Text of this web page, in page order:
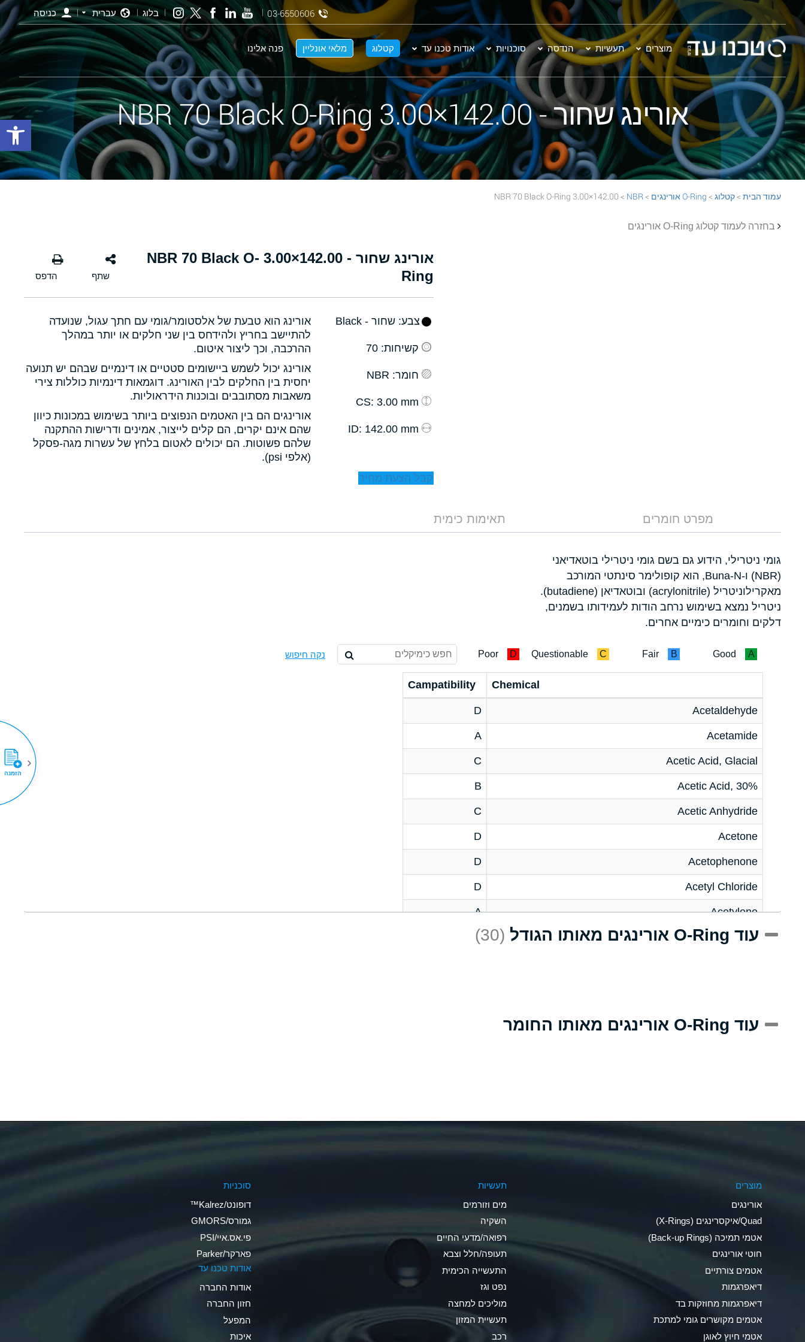
מוצרים תעשיות הנדסה סוכנויות אודות טכנו עד קטלוג מלאי אונליין פנה אלינו
03-6550606 בלוג עברית כניסה
אורינג שחור - 142.00×3.00 NBR 70 Black O-Ring
עמוד הבית >קטלוג > O-Ring אורינגים >
NBR
> 142.00×3.00 NBR 70 Black O-Ring
בחזרה לעמוד קטלוג O-Ring אורינגים
אורינג שחור - 142.00×3.00 NBR 70 Black O-
Ring
אורינג הוא טבעת של אלסטומר/גומי עם חתך עגול, שנועדה
להתיישב בחריץ ולהידחס בין שני חלקים או יותר במהלך
ההרכבה, וכך ליצור איטום.
אורינג יכול לשמש ביישומים סטטיים או דינמיים שבהם יש תנועה
יחסית בין החלקים לבין האורינג. דוגמאות דינמיות כוללות צירי
משאבות מסתובבים ובוכנות הידראוליות.
אורינגים הם בין האטמים הנפוצים ביותר בשימוש במכונות כיוון
שהם אינם יקרים, הם קלים לייצור, אמינים ודרישות ההתקנה
שלהם פשוטות. הם יכולים לאטום בלחץ של עשרות מגה-פסקל
(אלפי psi).
צבע: שחור - Black
קשיחות: 70
חומר: NBR
: 3.00 mm
: 142.00 mm
קבל הצעת מחיר
מפרט חומרים תאימות כימית
גומי ניטרילי, הידוע גם בשם גומי ניטרילי בוטאדיאני
(NBR) ו-Buna-N, הוא קופולימר סינתטי המורכב
מאקרילוניטריל (acrylonitrile) ובוטאדיאן (butadiene).
ניטריל נמצא בשימוש נרחב הודות לעמידותו בשמנים,
דלקים וחומרים כימיים אחרים.
A
Good
B
Fair
C
Questionable
D
Poor נקה חיפוש
Chemical
Campatibility
Acetaldehyde
D
Acetamide
A
Acetic Acid, Glacial
C
Acetic Acid, 30%
B
Acetic Anhydride
C
Acetone
D
Acetophenone
D
Acetyl Chloride
D
Acetylene
A
Acrlylonitrile
D
Aluminum Acetate (Aqueous)
Ammonia Anhydrous
B
Ammonia Gas (hot)
D
Ammonium Carbonate (Aqueous)
Ammonium Chloride (Aqueous)
A
Ammonium Hydroxide (conc.)
D
Ammonium Nitrate (Aqueous)
עוד O-Ring אורינגים מאותו הגודל (30)
עוד O-Ring אורינגים מאותו החומר
מוצרים
אורינגים
Quad/איקסרינגים (X-Rings)
אטמי תמיכה (Back-up Rings)
חוטי אורינגים
אטמים צורתיים
דיאפרגמות
דיאפרגמות מחוזקות בד
אטמים מקושרים גומי למתכת
אטמי חיוץ לאוגן
תעשיות
מים וזורמים
השקיה
רפואה/מדעי החיים
תעופה/חלל וצבא
התעשייה הכימית
נפט וגז
מוליכים למחצה
תעשיית המזון
רכב
סוכניות
דופונט/Kalrez™
גמורס/GMORS
פי.אס.איי/PSI
פארקר/Parker
אודות טכנו עד
אודות החברה
חזון החברה
המפעל
איכות
הזמנה
פתח